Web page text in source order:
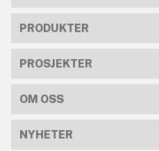
PRODUKTER
PROSJEKTER
OM OSS
NYHETER